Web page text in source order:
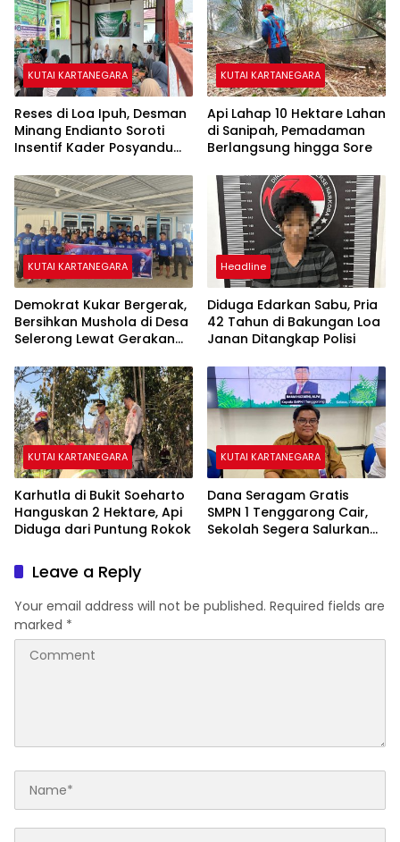
KUTAI KARTANEGARA
Reses di Loa Ipuh, Desman
Minang Endianto Soroti
Insentif Kader Posyandu
KUTAI KARTANEGARA
Api Lahap 10 Hektare Lahan
di Sanipah, Pemadaman
Berlangsung hingga Sore
KUTAI KARTANEGARA
Demokrat Kukar Bergerak,
Bersihkan Mushola di Desa
Selerong Lewat Gerakan
Headline
Diduga Edarkan Sabu, Pria
42 Tahun di Bakungan Loa
Janan Ditangkap Polisi
KUTAI KARTANEGARA
Karhutla di Bukit Soeharto
Hanguskan 2 Hektare, Api
Diduga dari Puntung Rokok
KUTAI KARTANEGARA
Dana Seragam Gratis
SMPN 1 Tenggarong Cair,
Sekolah Segera Salurkan
Leave a Reply
Your email address will not be published. Required fields are
marked *